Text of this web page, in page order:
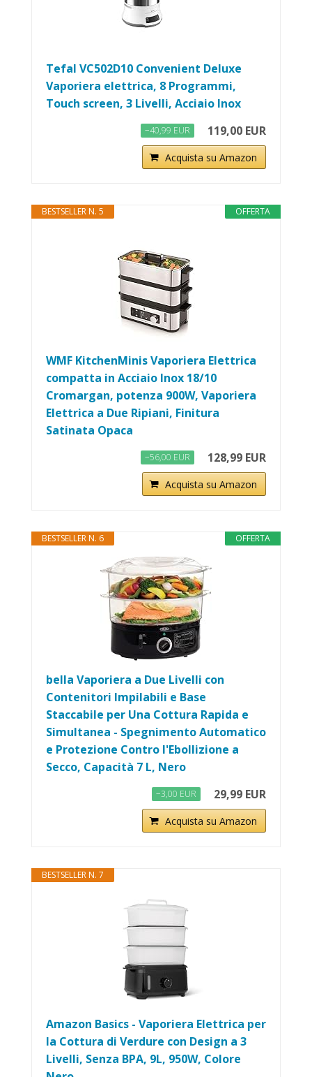
Tefal VC502D10 Convenient Deluxe
Vaporiera elettrica, 8 Programmi,
Touch screen, 3 Livelli, Acciaio Inox
−40,99 EUR 119,00 EUR
Acquista su Amazon
OFFERTA
BESTSELLER N. 5
WMF KitchenMinis Vaporiera Elettrica
compatta in Acciaio Inox 18/10
Cromargan, potenza 900W, Vaporiera
Elettrica a Due Ripiani, Finitura
Satinata Opaca
−56,00 EUR 128,99 EUR
Acquista su Amazon
OFFERTA
BESTSELLER N. 6
bella Vaporiera a Due Livelli con
Contenitori Impilabili e Base
Staccabile per Una Cottura Rapida e
Simultanea - Spegnimento Automatico
e Protezione Contro l'Ebollizione a
Secco, Capacità 7 L, Nero
−3,00 EUR 29,99 EUR
Acquista su Amazon
BESTSELLER N. 7
Amazon Basics - Vaporiera Elettrica per
la Cottura di Verdure con Design a 3
Livelli, Senza BPA, 9L, 950W, Colore